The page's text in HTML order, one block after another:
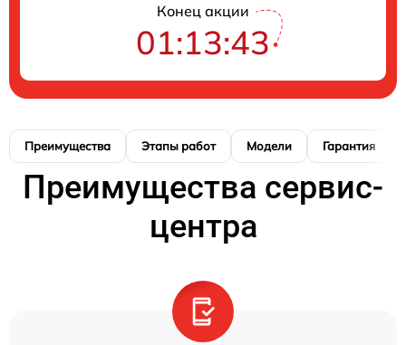
Конец акции
01:13:42
Преимущества Этапы работ Модели Гарантия
Преимущества сервис-
центра